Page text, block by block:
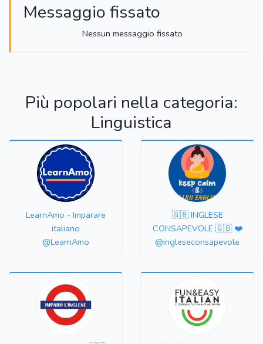
Messaggio fissato
Nessun messaggio fissato
Più popolari nella categoria:
Linguistica
LearnAmo - Imparare
italiano
@LearnAmo
🇬🇧 INGLESE
CONSAPEVOLE 🇬🇧 ❤️
@ingleseconsapevole